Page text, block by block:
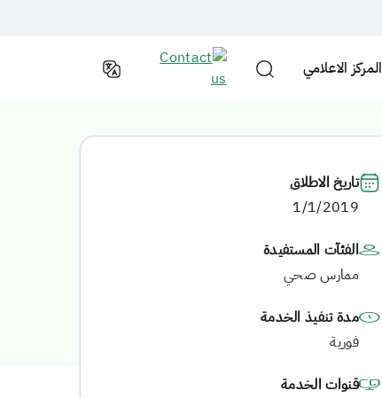
المركز الاعلامي
تاريخ الاطلاق
1/1/2019
الفئآت المستفيدة
ممارس صحي
مدة تنفيذ الخدمة
فورية
قنوات الخدمة